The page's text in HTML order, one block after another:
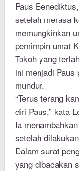
Paus
setelah merasa
memungkinkan
pemimpin umat
Tokoh yang
ini menjadi Paus
mundur.
“Terus terang
diri Paus,” kata
Ia
setelah
Dalam surat
yang dibacakan